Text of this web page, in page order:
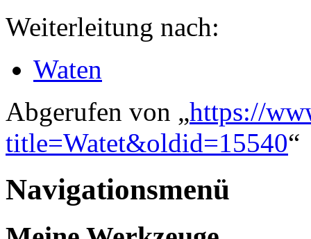
Weiterleitung nach:
Waten
Abgerufen von „https://
title=Watet&oldid=15540“
Navigationsmenü